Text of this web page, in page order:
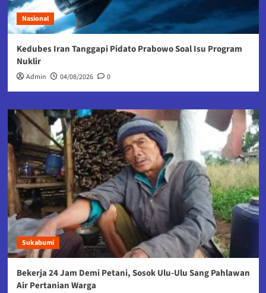
Nasional
Kedubes Iran Tanggapi Pidato Prabowo Soal Isu Program
Nuklir
Admin 04/08/2026 0
Sukabumi
Bekerja 24 Jam Demi Petani, Sosok Ulu-Ulu Sang Pahlawan
Air Pertanian Warga